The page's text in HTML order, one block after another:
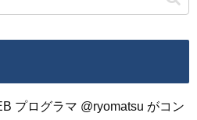
プログラマ @ryomatsu がコン